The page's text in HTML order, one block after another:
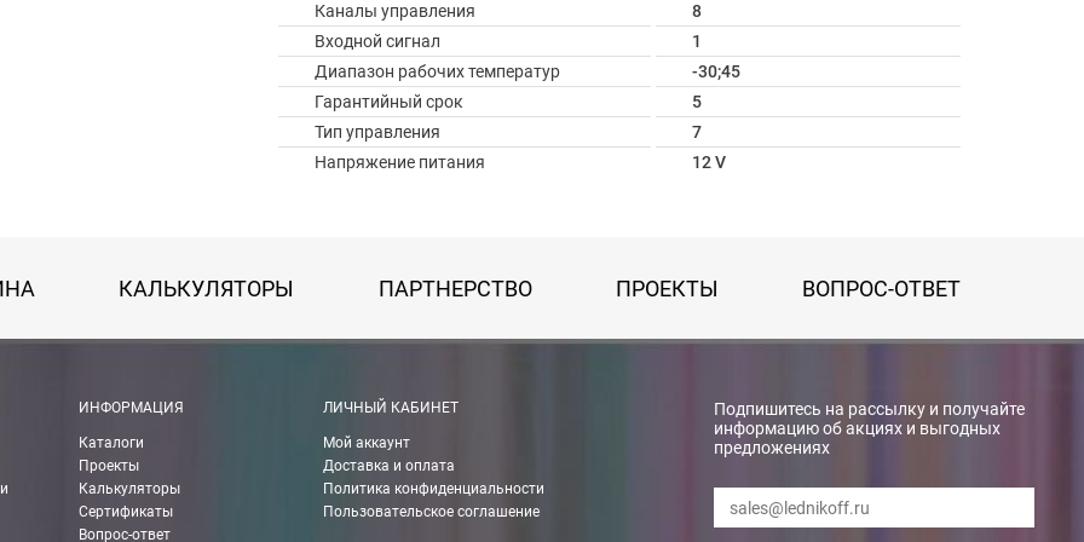
Каналы управления
8
Входной сигнал
1
Диапазон рабочих температур
-30;45
Гарантийный срок
5
Тип управления
7
Напряжение питания
12 V
банковской картой или наличными.
для Москвы, Московской области и Санкт-Петербурга.
КАЛЬКУЛЯТОРЫ ПАРТНЕРСТВО ПРОЕКТЫ ВОПРОС-ОТВЕТ
ИНФОРМАЦИЯ
Каталоги
Проекты
Калькуляторы
Сертификаты
Вопрос-ответ
ЛИЧНЫЙ КАБИНЕТ
Мой аккаунт
Доставка и оплата
Политика конфиденциальности
Пользовательское соглашение
Подпишитесь на рассылку и получайте
информацию об акциях и выгодных
предложениях